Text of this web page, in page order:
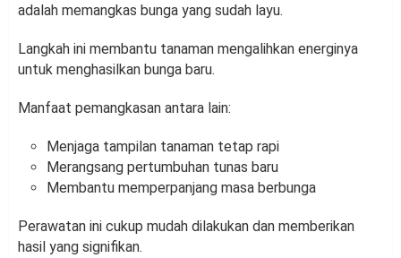
adalah memangkas bunga yang sudah layu.
Langkah ini membantu tanaman mengalihkan energinya
untuk menghasilkan bunga baru.
Manfaat pemangkasan antara lain:
Menjaga tampilan tanaman tetap rapi
Merangsang pertumbuhan tunas baru
Membantu memperpanjang masa berbunga
Perawatan ini cukup mudah dilakukan dan memberikan
hasil yang signifikan.